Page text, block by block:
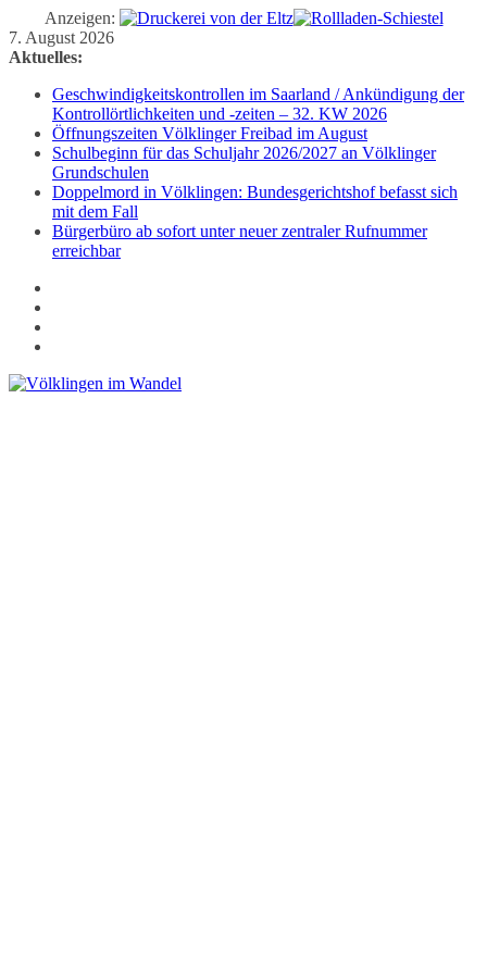
Anzeigen:
Zum
Inhalt
7. August 2026
Aktuelles:
Geschwindigkeitskontrollen im Saarland / Ankündigung der
Kontrollörtlichkeiten und -zeiten – 32. KW 2026
Öffnungszeiten Völklinger Freibad im August
Schulbeginn für das Schuljahr 2026/2027 an Völklinger
Grundschulen
Doppelmord in Völklingen: Bundesgerichtshof befasst sich
mit dem Fall
Bürgerbüro ab sofort unter neuer zentraler Rufnummer
erreichbar